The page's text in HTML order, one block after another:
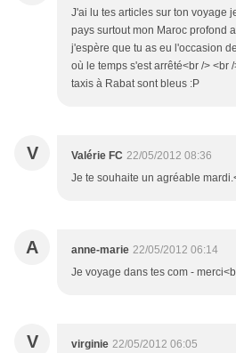
J'ai lu tes articles sur ton voyage
pays surtout mon Maroc profond
j'espère que tu as eu l'occasion
où le temps s'est arrêté<br /> <br
taxis à Rabat sont bleus :P
V Valérie FC 22/05/2012 08:36
Je te souhaite un agréable
A anne-marie 22/05/2012 06:14
Je voyage dans tes com -
V virginie 22/05/2012 06:05